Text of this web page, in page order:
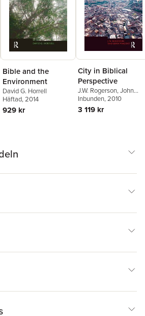
Bible and the
Environment
David G. Horrell
Häftad, 2014
929 kr
City in Biblical
Perspective
J.W. Rogerson,John
Vincent
Inbunden, 2010
3 119 kr